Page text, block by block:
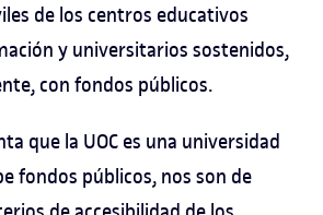
de los centros educativos
y universitarios sostenidos,
con fondos públicos.
que la UOC es una universidad
fondos públicos, nos son de